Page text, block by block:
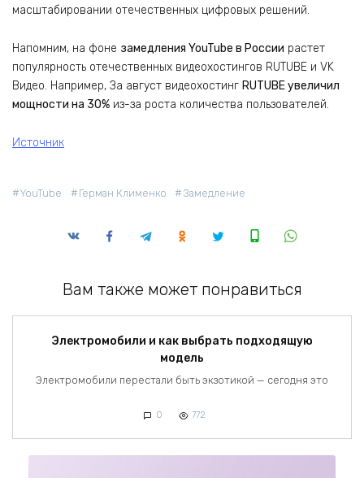
масштабировании отечественных цифровых решений.
Напомним, на фоне замедления YouTube в России растет
популярность отечественных видеохостингов RUTUBE и VK
Видео. Например, За август видеохостинг RUTUBE увеличил
мощности на 30% из-за роста количества пользователей.
Источник
YouTube Герман Клименко Замедление
Вам также может понравиться
Электромобили и как выбрать подходящую
модель
Электромобили перестали быть экзотикой — сегодня это
0 772